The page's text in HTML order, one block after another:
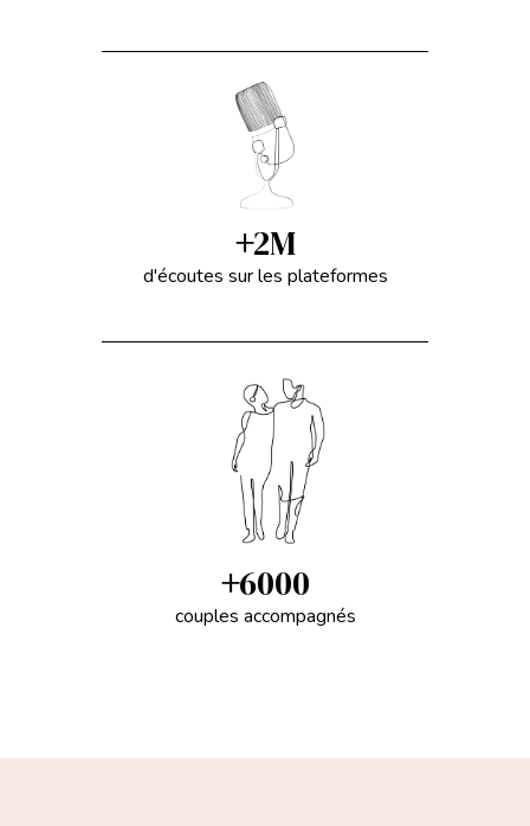
+2M
d'écoutes sur les plateformes
+6000
couples accompagnés